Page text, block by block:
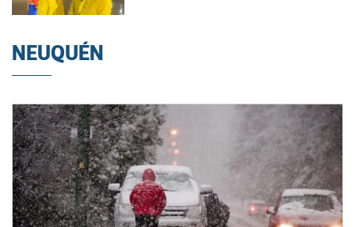
NEUQUÉN